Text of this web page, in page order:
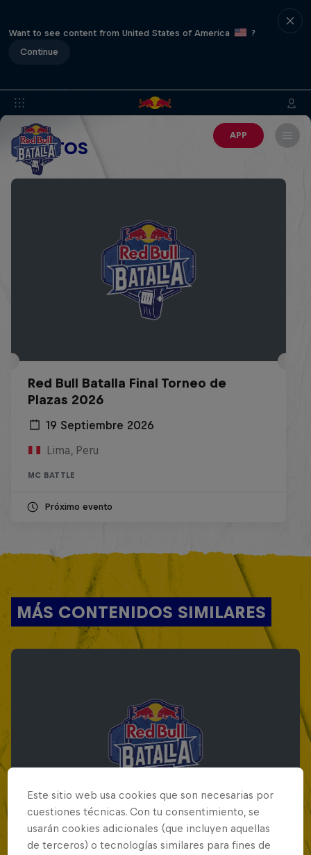
Want to see content from United States of America
?
Continue
APP
EVENTOS
Red Bull Batalla Final Torneo de
Plazas 2026
19 Septiembre 2026
Lima, Peru
MC BATTLE
Próximo evento
MÁS CONTENIDOS SIMILARES
Este sitio web usa cookies que son necesarias por
cuestiones técnicas. Con tu consentimiento, se
usarán cookies adicionales (que incluyen aquellas
de terceros) o tecnologías similares para fines de